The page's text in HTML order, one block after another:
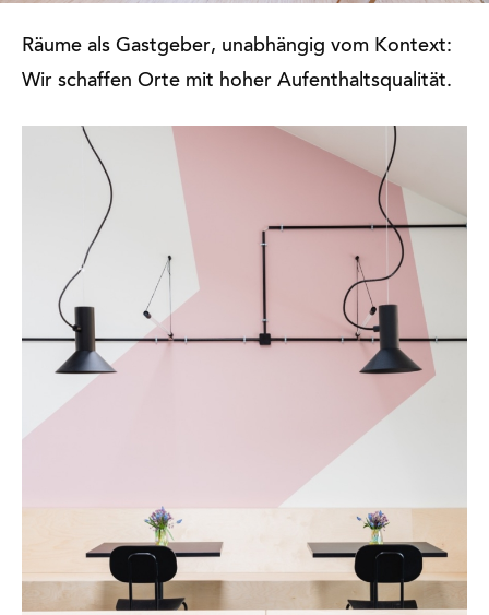
Räume als Gastgeber, unabhängig vom Kontext:
Wir schaffen Orte mit hoher Aufenthaltsqualität.